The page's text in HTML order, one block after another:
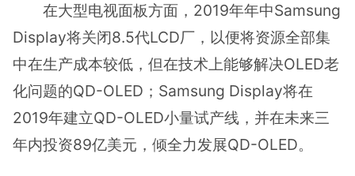
在大型电视面板方面，2019年年中Samsung
Display将关闭8.5代LCD厂，以便将资源全部集
中在生产成本较低，但在技术上能够解决OLED老
化问题的QD-OLED；Samsung Display将在
2019年建立QD-OLED小量试产线，并在未来三
年内投资89亿美元，倾全力发展QD-OLED。